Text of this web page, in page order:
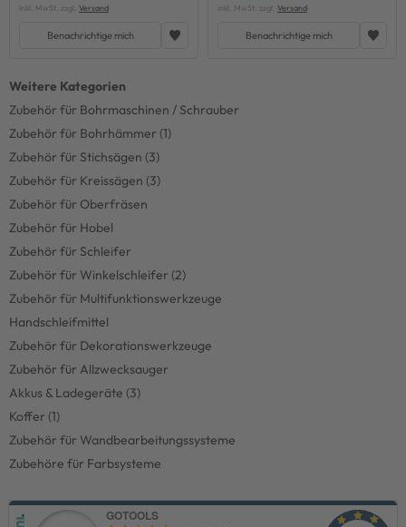
inkl. MwSt. zzgl. Versand
Benachrichtige mich
inkl. MwSt. zzgl. Versand
Benachrichtige mich
Zubehör für Bohrmaschinen / Schrauber
Zubehör für Bohrhämmer (1)
Zubehör für Stichsägen (3)
Zubehör für Kreissägen (3)
Zubehör für Oberfräsen
Zubehör für Hobel
Zubehör für Schleifer
Zubehör für Winkelschleifer (2)
Zubehör für Multifunktionswerkzeuge
Handschleifmittel
Zubehör für Dekorationswerkzeuge
Zubehör für Allzwecksauger
Akkus & Ladegeräte (3)
Koffer (1)
Zubehör für Wandbearbeitungssysteme
Zubehöre für Farbsysteme